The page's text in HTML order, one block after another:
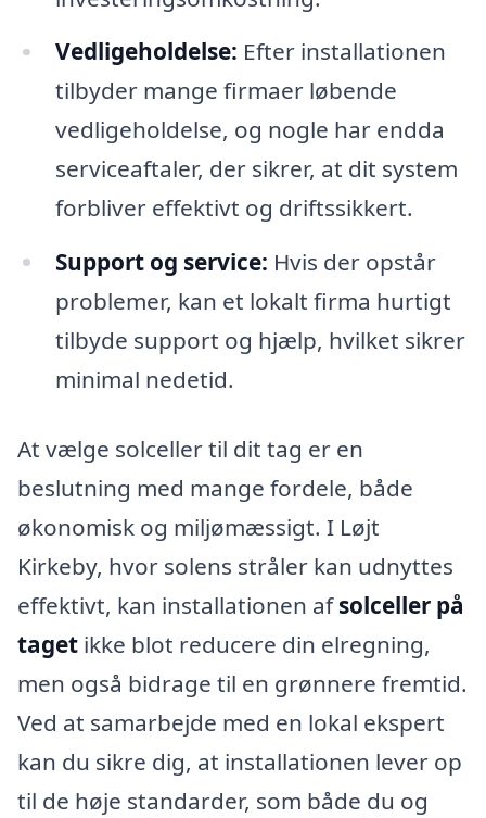
Vedligeholdelse: Efter installationen
tilbyder mange firmaer løbende
vedligeholdelse, og nogle har endda
serviceaftaler, der sikrer, at dit system
forbliver effektivt og driftssikkert.
Support og service: Hvis der opstår
problemer, kan et lokalt firma hurtigt
tilbyde support og hjælp, hvilket sikrer
minimal nedetid.
At vælge solceller til dit tag er en
beslutning med mange fordele, både
økonomisk og miljømæssigt. I Løjt
Kirkeby, hvor solens stråler kan udnyttes
effektivt, kan installationen afsolceller på
taget ikke blot reducere din elregning,
men også bidrage til en grønnere fremtid.
Ved at samarbejde med en lokal ekspert
kan du sikre dig, at installationen lever op
til de høje standarder, som både du og